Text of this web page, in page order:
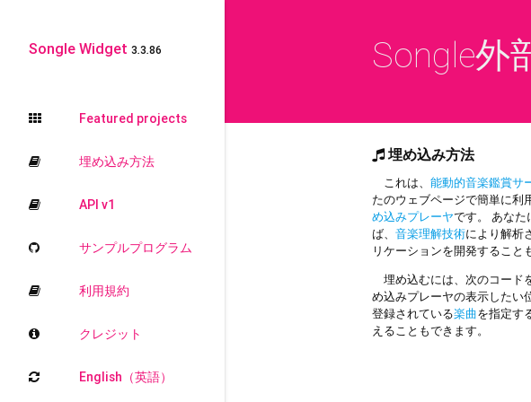
Songle Widget 3.3.86
Featured projects
埋め込み方法
API v1
サンプルプログラム
利用規約
クレジット
English（英語）
Songle外
埋め込み方法
これは、能動的音楽鑑賞サ
たのウェブページで簡単に利
め込みプレーヤです。 あなた
ば、音楽理解技術により解析
リケーションを開発すること
埋め込むには、次のコード
め込みプレーヤの表示したい
登録されている楽曲を指定す
えることもできます。